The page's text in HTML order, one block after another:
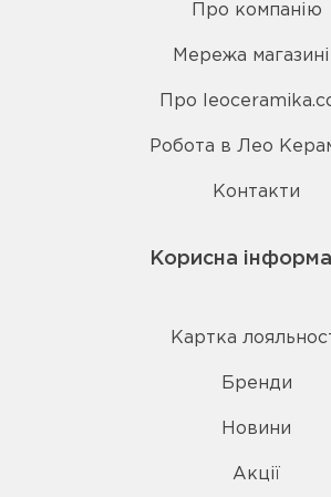
Про компанію
Мережа
Про
Робота в Лео
Контакти
Корисна
Картка
Бренди
Новини
Акції